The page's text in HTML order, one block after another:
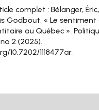
complet : Bélanger,
Godbout. « Le sentiment
au Québec ».
2 (2025).
10.7202/1118477ar.